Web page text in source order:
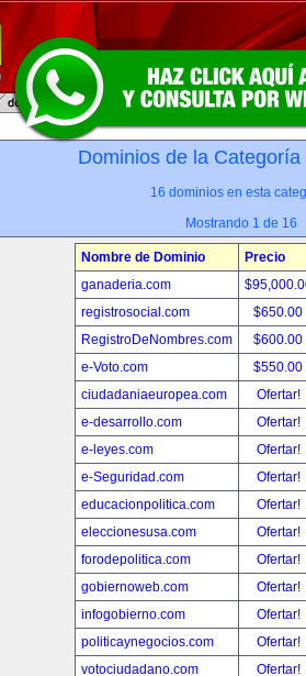
Dominios de la
16 dominios en esta
Mostrando 1 de 16
Nombre de Dominio
Precio
ganaderia.com
registrosocial.com
$650.00
RegistroDeNombres.com
$600.00
e-Voto.com
$550.00
ciudadaniaeuropea.com
Ofertar!
e-desarrollo.com
Ofertar!
e-leyes.com
Ofertar!
e-Seguridad.com
Ofertar!
educacionpolitica.com
Ofertar!
eleccionesusa.com
Ofertar!
forodepolitica.com
Ofertar!
gobiernoweb.com
Ofertar!
infogobierno.com
Ofertar!
politicaynegocios.com
Ofertar!
votociudadano.com
Ofertar!